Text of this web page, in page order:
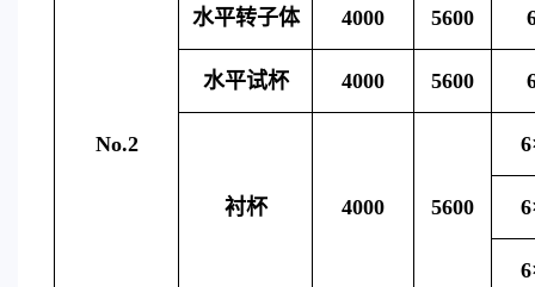
No.2
水平转子体 4000 5600
水平试杯 4000 5600
衬杯 4000 5600